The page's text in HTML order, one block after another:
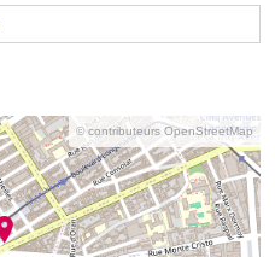
© contributeurs OpenStreetMap